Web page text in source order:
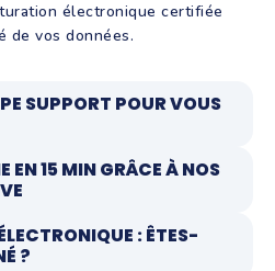
électronique certifiée
de vos données.
SUPPORT POUR VOUS
EN 15 MIN GRÂCE À NOS
: ÊTES-
?